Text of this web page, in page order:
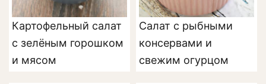
Картофельный салат
с зелёным горошком
и мясом
Салат с рыбными
консервами и
свежим огурцом